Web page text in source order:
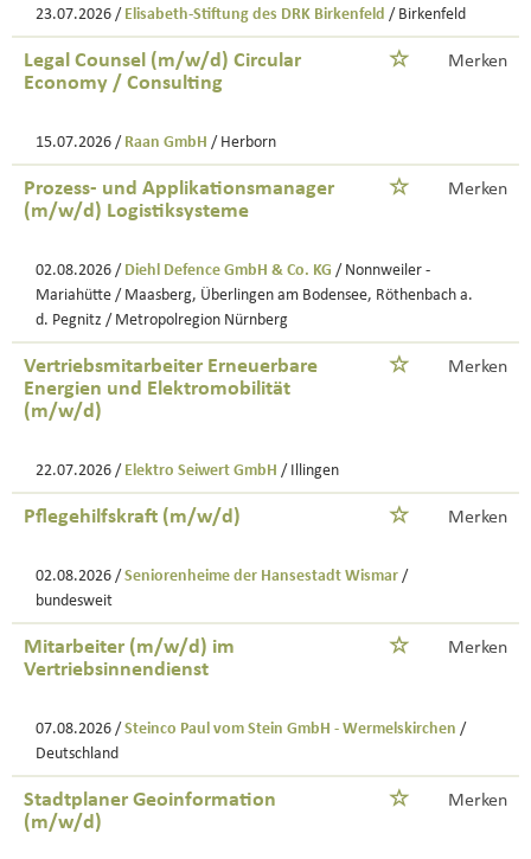
23.07.2026 / Elisabeth-Stiftung des DRK Birkenfeld / Birkenfeld
Legal Counsel (m/w/d) Circular
Economy / Consulting
Merken
15.07.2026 / Raan GmbH / Herborn
Prozess- und Applikationsmanager
(m/w/d) Logistiksysteme
Merken
02.08.2026 / Diehl Defence GmbH & Co. KG / Nonnweiler -
Mariahütte / Maasberg, Überlingen am Bodensee, Röthenbach a.
d. Pegnitz / Metropolregion Nürnberg
Vertriebsmitarbeiter Erneuerbare
Energien und Elektromobilität
(m/w/d)
Merken
22.07.2026 / Elektro Seiwert GmbH / Illingen
Pflegehilfskraft (m/w/d) Merken
02.08.2026 / Seniorenheime der Hansestadt Wismar /
bundesweit
Mitarbeiter (m/w/d) im
Vertriebsinnendienst
Merken
07.08.2026 / Steinco Paul vom Stein GmbH - Wermelskirchen /
Deutschland
Stadtplaner Geoinformation
(m/w/d)
Merken